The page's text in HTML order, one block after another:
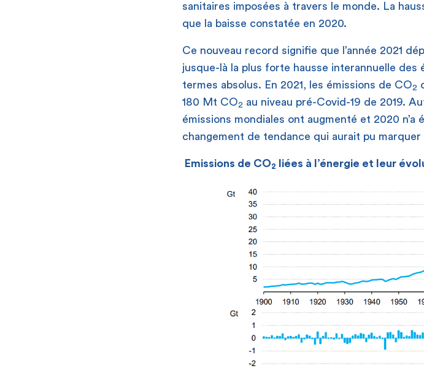
sanitaires imposées à travers le monde. La
que la baisse constatée en 2020.
Ce nouveau record signifie que l’année 2021
jusque-là la plus forte hausse interannuelle des
termes absolus. En 2021, les émissions de CO2
180 Mt CO2 au niveau pré-Covid-19 de 2019.
émissions mondiales ont augmenté et 2020 n’a
changement de tendance qui aurait pu marquer
Emissions de CO2 liées à l’énergie et leur